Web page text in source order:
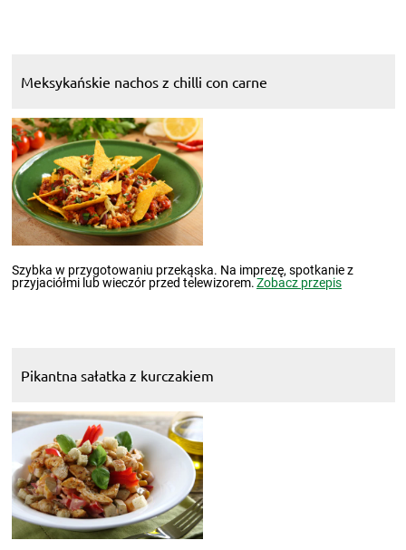
Meksykańskie nachos z chilli con carne
Szybka w przygotowaniu przekąska. Na imprezę, spotkanie z
przyjaciółmi lub wieczór przed telewizorem.Zobacz przepis
Pikantna sałatka z kurczakiem